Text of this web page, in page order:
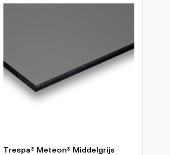
op de productpagina
Trespa® Meteon® Middelgrijs
De prijs is afhankelijk van de gekozen opties op